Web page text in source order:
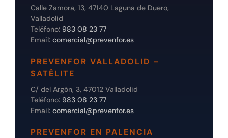
Calle Zamora, 13, 47140 Laguna de Duero,
Valladolid
Teléfono: 983 08 23 77
Email: comercial@prevenfor.es
PREVENFOR VALLADOLID –
SATÉLITE
C/ del Argón, 3, 47012 Valladolid
Teléfono: 983 08 23 77
Email: comercial@prevenfor.es
PREVENFOR EN PALENCIA